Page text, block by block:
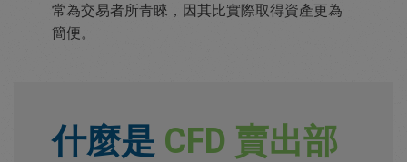
常為交易者所青睞，因其比實際取得資產更為
簡便。
什麼是 CFD 賣出部